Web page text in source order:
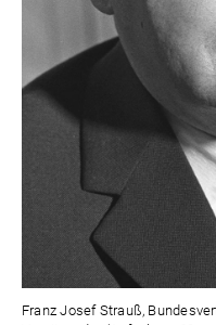
Franz Josef Strauß,